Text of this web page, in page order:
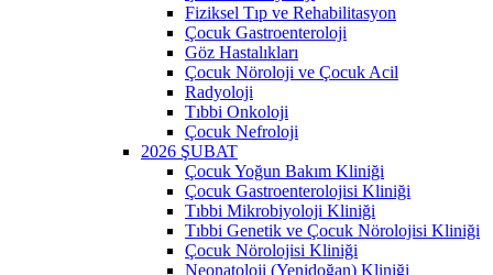
Fiziksel Tıp ve Rehabilitasyon
Çocuk Gastroenteroloji
Göz Hastalıkları
Çocuk Nöroloji ve Çocuk Acil
Radyoloji
Tıbbi Onkoloji
Çocuk Nefroloji
2026 ŞUBAT
Çocuk Yoğun Bakım Kliniği
Çocuk Gastroenterolojisi Kliniği
Tıbbi Mikrobiyoloji Kliniği
Tıbbi Genetik ve Çocuk Nörolojisi Kliniği
Çocuk Nörolojisi Kliniği
Neonatoloji (Yenidoğan) Kliniği